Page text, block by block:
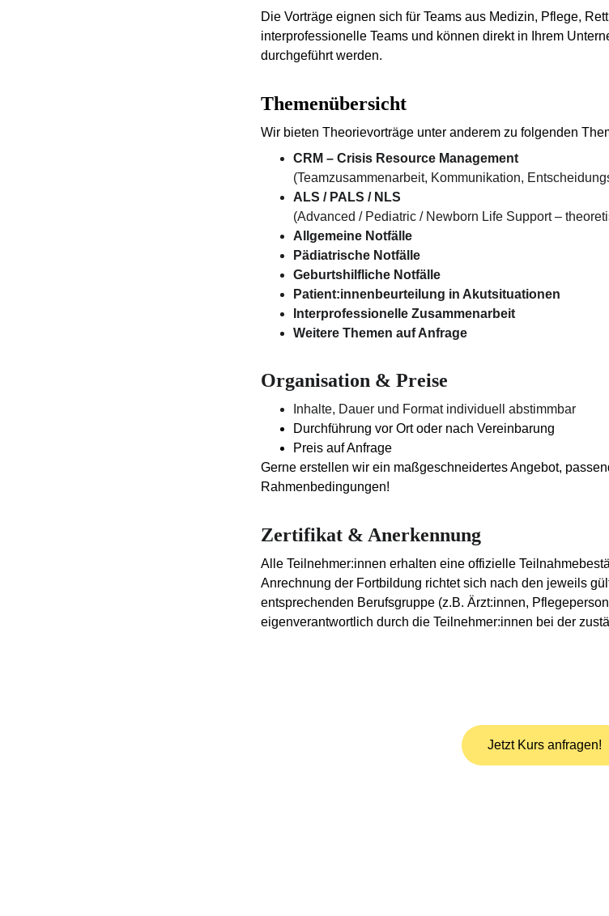
Die Vorträge eignen sich für Teams aus Medizin, Pflege,
interprofessionelle Teams und können direkt in Ihrem
durchgeführt werden.
Themenübersicht
Wir bieten Theorievorträge unter anderem zu folgenden
CRM – Crisis Resource Management
(Teamzusammenarbeit, Kommunikation,
ALS / PALS / NLS
(Advanced / Pediatric / Newborn Life Support –
Allgemeine Notfälle
Pädiatrische Notfälle
Geburtshilfliche Notfälle
Patient:innenbeurteilung in Akutsituationen
Interprofessionelle Zusammenarbeit
Weitere Themen auf Anfrage
Organisation & Preise
Inhalte, Dauer und Format individuell abstimmbar
Durchführung vor Ort oder nach Vereinbarung
Preis auf Anfrage
Gerne erstellen wir ein maßgeschneidertes Angebot,
Rahmenbedingungen!
Zertifikat & Anerkennung
Alle Teilnehmer:innen erhalten eine offizielle
Anrechnung der Fortbildung richtet sich nach den jeweils
entsprechenden Berufsgruppe (z.B. Ärzt:innen,
eigenverantwortlich durch die Teilnehmer:innen bei der
Jetzt Kurs anfragen!